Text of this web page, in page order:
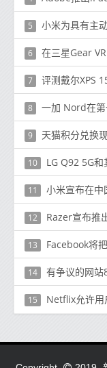
5 小米为具有主动
6 在三星Gear
7 评测戴尔XPS
8 一加 Nord在
9 天猫积分兑换
10 LG Q92 5G
11 小米宣布在中
12 Razer宣布推
13 Facebook将把
14 有争议的网
15 Netflix允许用